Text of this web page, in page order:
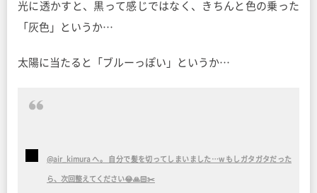
光に透かすと、黒って感じではなく、きちんと色の乗った
「灰色」というか…
太陽に当たると「ブルーっぽい」というか…
@air_kimura へ。 自分で髪を切ってしまいました…w もしガタガタだった
ら、次回整えてください😂🙏🏻✂️